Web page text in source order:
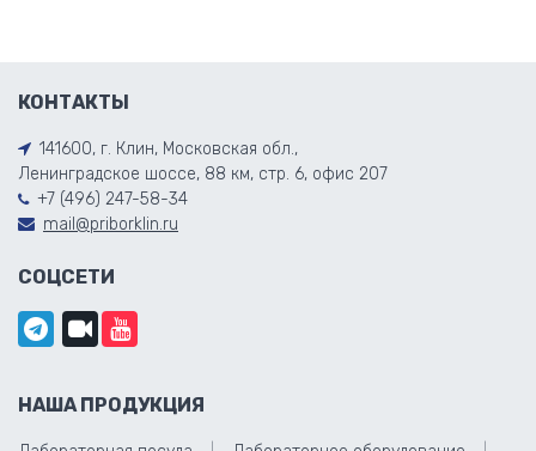
КОНТАКТЫ
141600, г. Клин, Московская обл.,
Ленинградское шоссе, 88 км, стр. 6, офис 207
+7 (496) 247-58-34
mail@priborklin.ru
СОЦСЕТИ
НАША ПРОДУКЦИЯ